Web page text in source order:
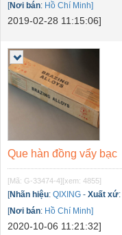
[Nơi bán: Hồ Chí Minh]
2019-02-28 11:15:06]
Que hàn đồng vẩy bạc
[Mã: G-33474-4] [xem: 4855]
[Nhãn hiệu: QIXING - Xuất xứ:
[Nơi bán: Hồ Chí Minh]
2020-10-06 11:21:32]